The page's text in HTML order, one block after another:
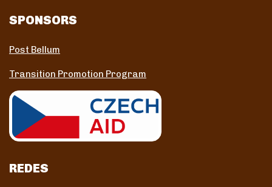
SPONSORS
Post Bellum
Transition Promotion Program
REDES